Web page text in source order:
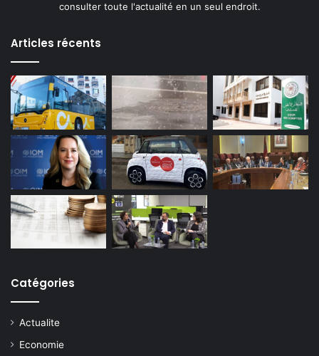
consulter toute l'actualité en un seul endroit.
Articles récents
Catégories
Actualite
Economie